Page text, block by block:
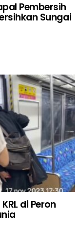
Pembersih
Sungai
di Peron